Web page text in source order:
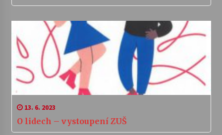
13. 6. 2023
O lidech – vystoupení ZUŠ